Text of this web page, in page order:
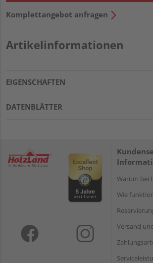
Komplettangebot anfragen
Artikelinformationen
EIGENSCHAFTEN
DATENBLÄTTER
Warum bei
Wie
Versand